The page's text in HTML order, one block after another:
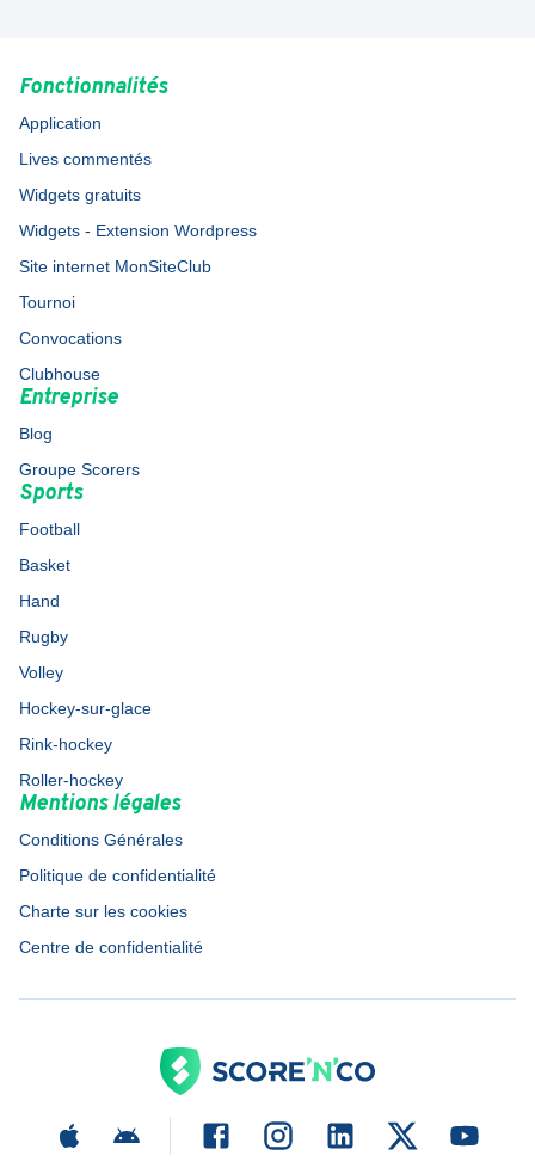
Fonctionnalités
Application
Lives commentés
Widgets gratuits
Widgets - Extension Wordpress
Site internet MonSiteClub
Tournoi
Convocations
Clubhouse
Entreprise
Blog
Groupe Scorers
Sports
Football
Basket
Hand
Rugby
Volley
Hockey-sur-glace
Rink-hockey
Roller-hockey
Mentions légales
Conditions Générales
Politique de confidentialité
Charte sur les cookies
Centre de confidentialité